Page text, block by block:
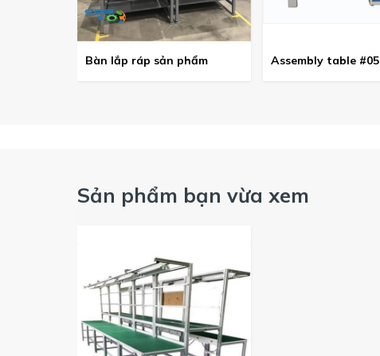
Bàn lắp ráp sản phẩm Assembly table #05
Sản phẩm bạn vừa xem